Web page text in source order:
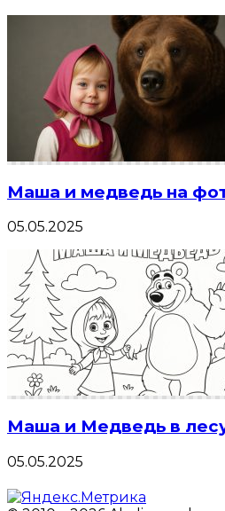
Маша и медведь на
05.05.2025
Маша и Медведь в
05.05.2025